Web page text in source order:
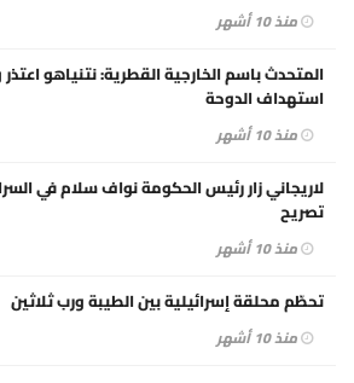
المتحدث باسم الخارجية القطرية: نتنياهو
استهداف الدوحة
لاريجاني زار رئيس الحكومة نواف سلام في
تصريح
تحطّم محلقة إسرائيلية بين الطيبة ورب ثلاثين